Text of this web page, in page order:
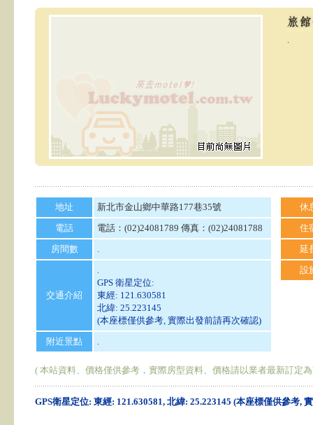
.
地址
新北市金山鄉中華路177巷35號
電話
電話：(02)24081789 傳真：(02)24081788
房間數
.
交通介紹
.
GPS 衛星定位:
東經: 121.630581
北緯: 25.223145
(本座標僅供參考, 實際出發前請再次確認)
附近景點
.
休
住
延
設
( 本站資料、價格僅供參考，實際房型資料、價格請以業者最新訂定
GPS衛星定位: 東經: 121.630581, 北緯: 25.223145 (本座標僅供參考,